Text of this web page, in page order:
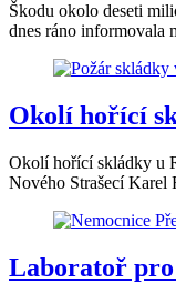
Škodu okolo deseti
dnes ráno informovala
Okolí hořící
Okolí hořící skládky u
Nového Strašecí Karel
Laboratoř pro